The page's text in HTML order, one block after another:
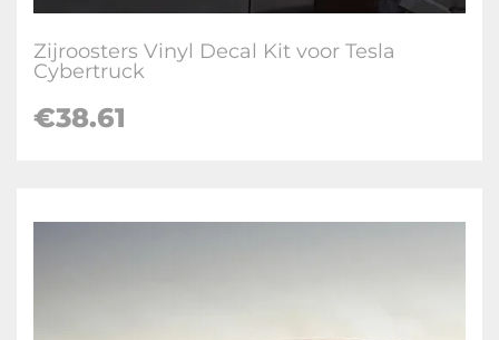
Zijroosters Vinyl Decal Kit voor Tesla
Cybertruck
€38.61